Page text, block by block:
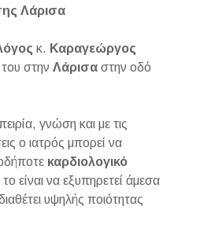
Λάρισα
κ. Καραγεώργος
του στηνΛάρισα στην οδό
γνώση και με τις
ο ιατρός μπορεί να
καρδιολογικό
είναι να εξυπηρετεί άμεσα
υψηλής ποιότητας